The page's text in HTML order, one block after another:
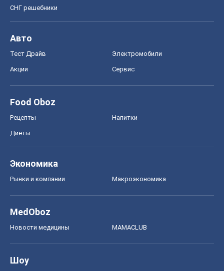
СНГ решебники
Авто
Тест Драйв Электромобили
Акции Сервис
Food Oboz
Рецепты Напитки
Диеты
Экономика
Рынки и компании Mакроэкономика
MedOboz
Новости медицины MAMACLUB
Шоу